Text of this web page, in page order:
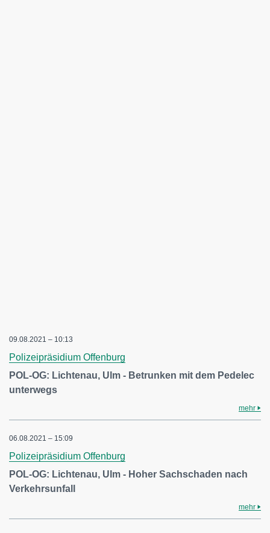
09.08.2021 – 10:13
Polizeipräsidium Offenburg
POL-OG: Lichtenau, Ulm - Betrunken mit dem Pedelec
unterwegs
mehr
06.08.2021 – 15:09
Polizeipräsidium Offenburg
POL-OG: Lichtenau, Ulm - Hoher Sachschaden nach
Verkehrsunfall
mehr